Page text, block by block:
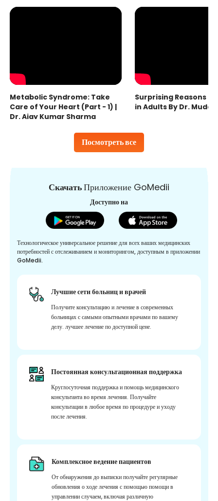
Посмотреть все
Metabolic Syndrome: Take
Care of Your Heart (Part - 1) |
Dr. Ajay Kumar Sharma
Surprising Reasons
in Adults By Dr.
СкачатьПриложение GoMedii
Доступно на
Технологическое универсальное решение для всех ваших медицинских
потребностей с отслеживанием и мониторингом, доступным в приложении
GoMedii.
Лучшие сети больниц и врачей
Получите консультацию и лечение в современных
больницах с самыми опытными врачами по вашему
делу. лучшее лечение по доступной цене.
Постоянная консультационная поддержка
Круглосуточная поддержка и помощь медицинского
консультанта во время лечения. Получайте
консультации в любое время по процедуре и уходу
после лечения.
Комплексное ведение пациентов
От обнаружения до выписки получайте регулярные
обновления о ходе лечения с помощью помощи в
управлении случаем, включая различную